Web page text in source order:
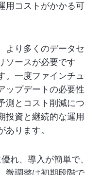
用コストがかかる可
より多くのデータセ
ソースが必要です
。一度ファインチュ
ップデートの必要性
測とコスト削減につ
投資と継続的な運用
ります。
れ、導入が簡単で、